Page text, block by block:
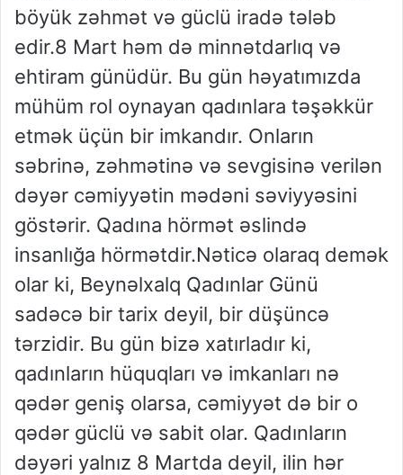
böyük zəhmət və güclü iradə tələb
edir.8 Mart həm də minnətdarlıq və
ehtiram günüdür. Bu gün həyatımızda
mühüm rol oynayan qadınlara təşəkkür
etmək üçün bir imkandır. Onların
səbrinə, zəhmətinə və sevgisinə verilən
dəyər cəmiyyətin mədəni səviyyəsini
göstərir. Qadına hörmət əslində
insanlığa hörmətdir.Nəticə olaraq demək
olar ki, Beynəlxalq Qadınlar Günü
sadəcə bir tarix deyil, bir düşüncə
tərzidir. Bu gün bizə xatırladır ki,
qadınların hüquqları və imkanları nə
qədər geniş olarsa, cəmiyyət də bir o
qədər güclü və sabit olar. Qadınların
dəyəri yalnız 8 Martda deyil, ilin hər